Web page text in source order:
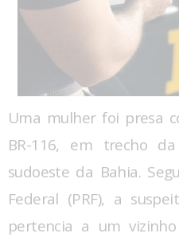
Uma mulher foi presa
BR-116, em trecho
sudoeste da Bahia.
Federal (PRF), a
pertencia a um